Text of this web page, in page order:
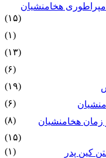
هخامنشیان
(۱۵)
(۱)
(۱۳)
(۶)
(۱۹)
(۶)
زمان هخامنشیان
(۸)
(۱۵)
کین پدر
(۱)